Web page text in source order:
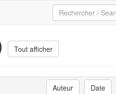
Tout afficher
Auteur Date